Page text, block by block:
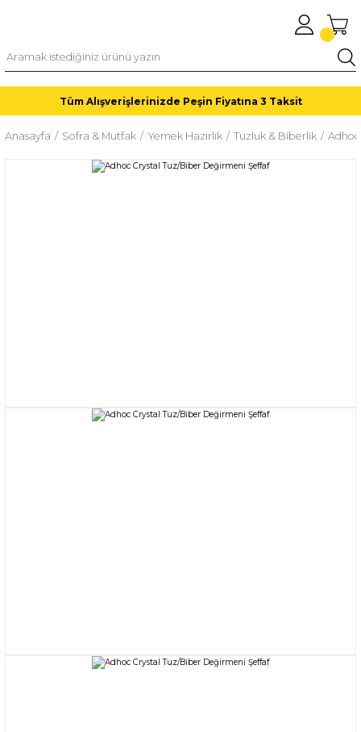
Tüm Alışverişlerinizde Peşin Fiyatına 3 Taksit
Anasayfa Sofra & Mutfak Yemek Hazırlık Tuzluk & Biberlik